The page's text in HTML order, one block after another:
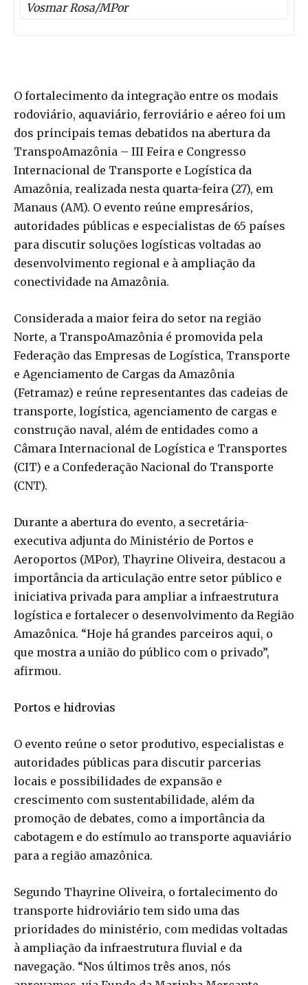
Vosmar Rosa/MPor
O fortalecimento da integração entre os modais
rodoviário, aquaviário, ferroviário e aéreo foi um
dos principais temas debatidos na abertura da
TranspoAmazônia – III Feira e Congresso
Internacional de Transporte e Logística da
Amazônia, realizada nesta quarta-feira (27), em
Manaus (AM). O evento reúne empresários,
autoridades públicas e especialistas de 65 países
para discutir soluções logísticas voltadas ao
desenvolvimento regional e à ampliação da
conectividade na Amazônia.
Considerada a maior feira do setor na região
Norte, a TranspoAmazônia é promovida pela
Federação das Empresas de Logística, Transporte
e Agenciamento de Cargas da Amazônia
(Fetramaz) e reúne representantes das cadeias de
transporte, logística, agenciamento de cargas e
construção naval, além de entidades como a
Câmara Internacional de Logística e Transportes
(CIT) e a Confederação Nacional do Transporte
(CNT).
Durante a abertura do evento, a secretária-
executiva adjunta do Ministério de Portos e
Aeroportos (MPor), Thayrine Oliveira, destacou a
importância da articulação entre setor público e
iniciativa privada para ampliar a infraestrutura
logística e fortalecer o desenvolvimento da Região
Amazônica. “Hoje há grandes parceiros aqui, o
que mostra a união do público com o privado”,
afirmou.
Portos e hidrovias
O evento reúne o setor produtivo, especialistas e
autoridades públicas para discutir parcerias
locais e possibilidades de expansão e
crescimento com sustentabilidade, além da
promoção de debates, como a importância da
cabotagem e do estímulo ao transporte aquaviário
para a região amazônica.
Segundo Thayrine Oliveira, o fortalecimento do
transporte hidroviário tem sido uma das
prioridades do ministério, com medidas voltadas
à ampliação da infraestrutura fluvial e da
navegação. “Nos últimos três anos, nós